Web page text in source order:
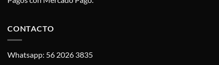
CONTACTO
Whatsapp: 56 2026 3835